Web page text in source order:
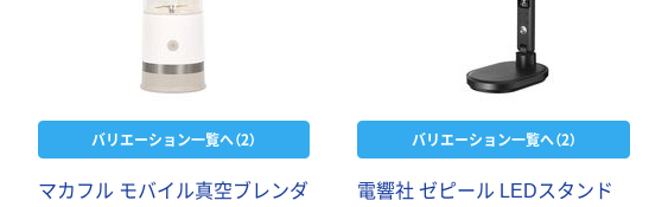
バリエーション一覧へ（2）
マカフル モバイル真空ブレンダ
バリエーション一覧へ（2）
電響社 ゼピール LEDスタンド